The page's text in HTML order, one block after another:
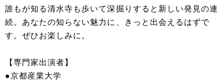
誰もが知る清水寺も歩いて深掘りすると新しい発見の連
続。あなたの知らない魅力に、きっと出会えるはずで
す。ぜひお楽しみに。
【専門家出演者】
●京都産業大学